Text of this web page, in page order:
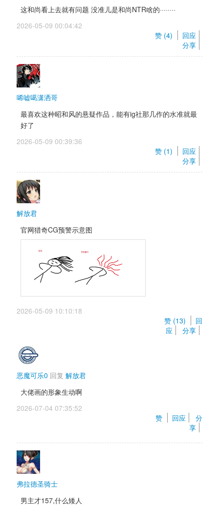
这和尚看上去就有问题 没准儿是和尚NTR啥的········
2026-05-09 00:04:42
赞 (4)
回应
分享
唏嘘噶潇洒哥
最喜欢这种昭和风的悬疑作品，能有ig社那几作的水准就最
好了
2026-05-09 00:39:36
赞 (1)
回应
分享
解放君
官网猎奇CG预警示意图
2026-05-09 10:10:18
赞 (13)
回
应
分享
恶魔可乐0 回复 解放君
大佬画的形象生动啊
2026-07-04 07:35:52
赞
回应
分
享
弗拉德圣骑士
男主才157,什么矮人